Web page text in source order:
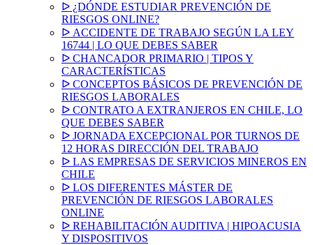
ᐅ ¿DÓNDE ESTUDIAR PREVENCIÓN DE
RIESGOS ONLINE?
ᐅ ACCIDENTE DE TRABAJO SEGÚN LA LEY
16744 | LO QUE DEBES SABER
ᐅ CHANCADOR PRIMARIO | TIPOS Y
CARACTERÍSTICAS
ᐅ CONCEPTOS BÁSICOS DE PREVENCIÓN DE
RIESGOS LABORALES
ᐅ CONTRATO A EXTRANJEROS EN CHILE, LO
QUE DEBES SABER
ᐅ JORNADA EXCEPCIONAL POR TURNOS DE
12 HORAS DIRECCIÓN DEL TRABAJO
ᐅ LAS EMPRESAS DE SERVICIOS MINEROS EN
CHILE
ᐅ LOS DIFERENTES MÁSTER DE
PREVENCIÓN DE RIESGOS LABORALES
ONLINE
ᐅ REHABILITACIÓN AUDITIVA | HIPOACUSIA
Y DISPOSITIVOS